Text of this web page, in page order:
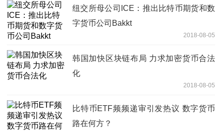
纽交所母公司ICE：推出比特币期货和数
字货币公司Bakkt
2018-08-05
韩国加快区块链布局 力求加密货币合法
化
2018-08-05
比特币ETF频频递审引发热议 数字货币
路在何方？